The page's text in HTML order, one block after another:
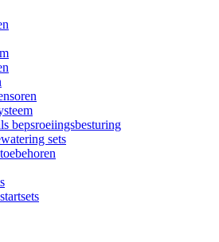
bepsroeiingsbesturing
sets